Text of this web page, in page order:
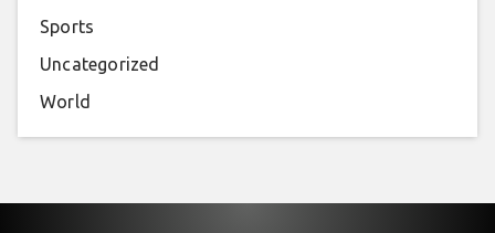
Sports
Uncategorized
World